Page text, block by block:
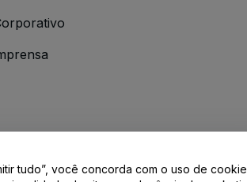
tudo”, você concorda com o uso de